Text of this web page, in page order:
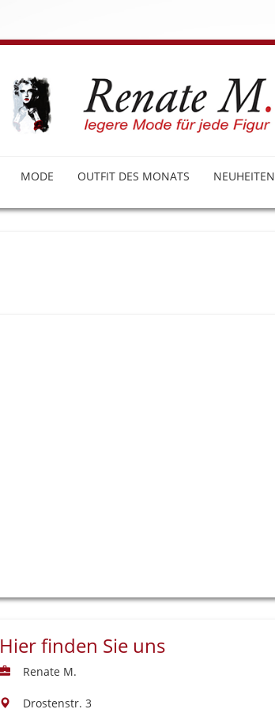
MODE OUTFIT DES MONATS NEUHEITEN
Hier finden Sie uns
Renate M.
Drostenstr. 3